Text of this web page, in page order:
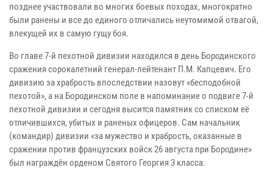
позднее участвовали во многих боевых походах, многократно
были ранены и все до единого отличались неутомимой отвагой,
влекущей их в самую гущу боя.
Во главе 7-й пехотной дивизии находился в день Бородинского
сражения сорокалетний генерал-лейтенант П.М. Капцевич. Его
дивизию за храбрость впоследствии назовут «бесподобной
пехотой», а на Бородинском поле в напоминание о подвиге 7-й
пехотной дивизии и сегодня высится памятник со списком её
отличившихся, убитых и раненых офицеров. Сам начальник
(командир) дивизии «за мужество и храбрость, оказанные в
сражении против французских войск 26 августа при Бородине»
был награждён орденом Святого Георгия 3 класса.